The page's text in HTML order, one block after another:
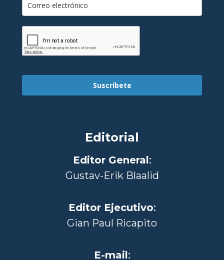
Suscríbete
Editorial
Editor General:
Gustav-Erik Blaalid
Editor Ejecutivo:
Gian Paul Ricapito
E-mail: